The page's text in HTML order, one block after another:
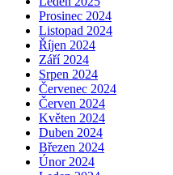
Prosinec 2024
Listopad 2024
Říjen 2024
Září 2024
Srpen 2024
Červenec 2024
Červen 2024
Květen 2024
Duben 2024
Březen 2024
Únor 2024